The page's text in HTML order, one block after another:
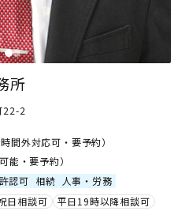
所
22-2
間外対応可・要予約）
能・要予約）
許認可 相続 人事・労務
日相談可 平日19時以降相談可